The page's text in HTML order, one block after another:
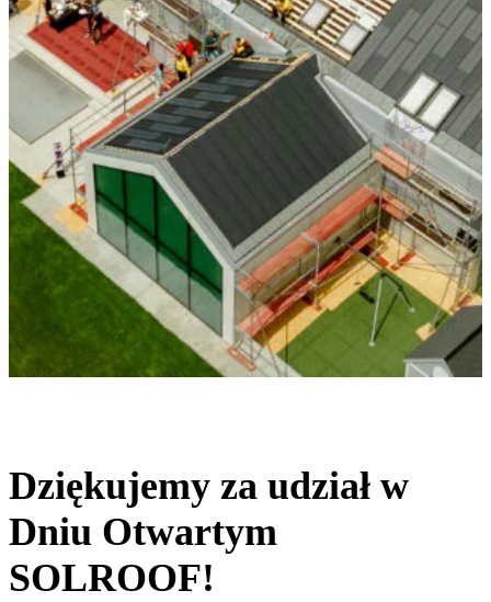
Dziękujemy za udział w
Dniu Otwartym
SOLROOF!